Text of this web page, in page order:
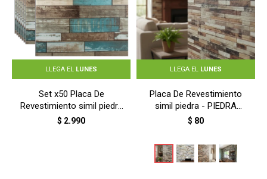
LLEGA EL LUNES
Set x50 Placa De
Revestimiento simil piedra
- TABLA RUSTICA
$ 2.990
LLEGA EL LUNES
Placa De Revestimiento
simil piedra - PIEDRA
ARENISCA BEIGE
$ 80